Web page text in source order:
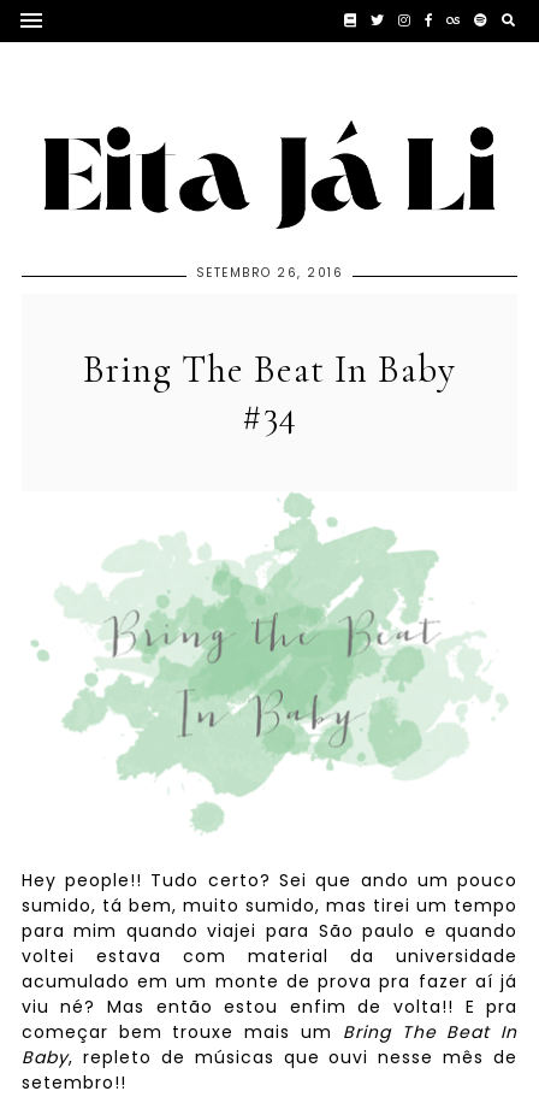
SETEMBRO 26, 2016
Bring The Beat In Baby
#34
Hey people!! Tudo certo? Sei que ando um pouco
sumido, tá bem, muito sumido, mas tirei um tempo
para mim quando viajei para São paulo e quando
voltei estava com material da universidade
acumulado em um monte de prova pra fazer aí já
viu né? Mas então estou enfim de volta!! E pra
começar bem trouxe mais um Bring The Beat In
Baby, repleto de músicas que ouvi nesse mês de
setembro!!